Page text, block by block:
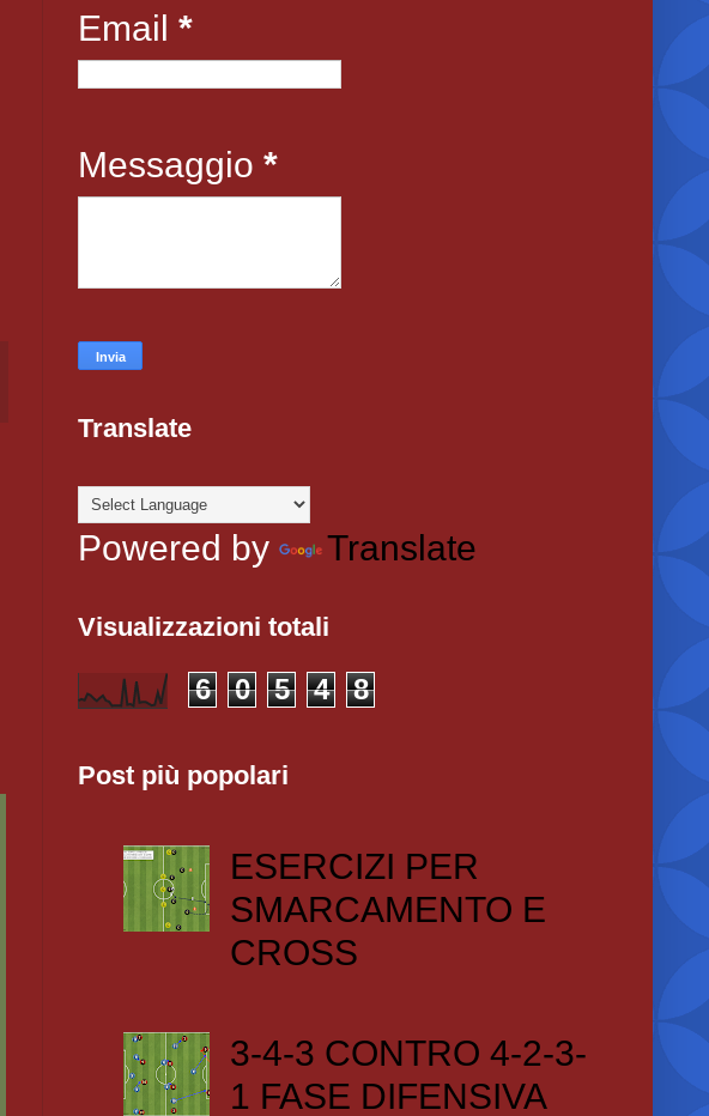
Email *
Messaggio *
Translate
Powered by Translate
Visualizzazioni totali
6 0 5 4 8
Post più popolari
ESERCIZI PER
SMARCAMENTO E
CROSS
3-4-3 CONTRO 4-2-3-
1 FASE DIFENSIVA